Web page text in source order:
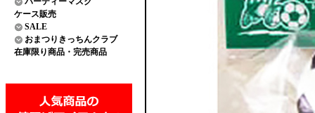
ケース販売
SALE
おまつりきっちんクラブ
在庫限り商品・完売商品